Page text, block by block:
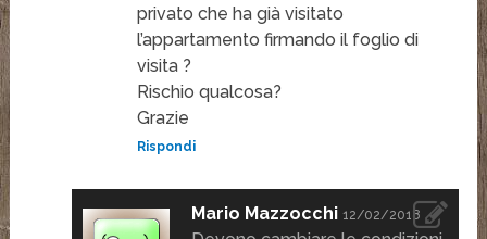
privato che ha già visitato
l’appartamento firmando il foglio di
visita ?
Rischio qualcosa?
Grazie
Rispondi
Mario Mazzocchi 12/02/2018